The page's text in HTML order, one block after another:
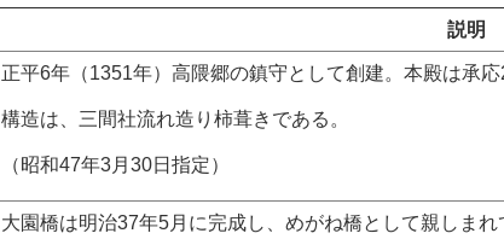
説明
正平6年（1351年）高隈郷の鎮守として創建。本殿は承応
構造は、三間社流れ造り柿葺きである。
（昭和47年3月30日指定）
大園橋は明治37年5月に完成し、めがね橋として親しまれ